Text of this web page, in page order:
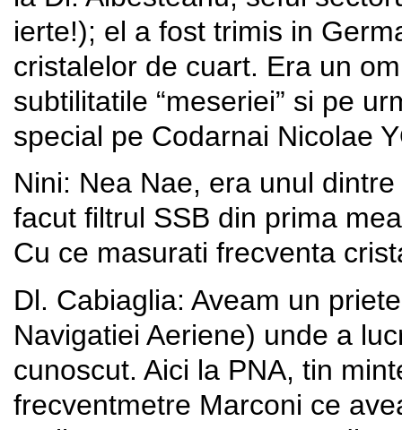
ierte!); el a fost trimis in
cristalelor de cuart. Era un
subtilitatile “meseriei” si pe
special pe Codarnai Nicolae
Nini: Nea Nae, era unul
facut filtrul SSB din prima
Cu ce masurati frecventa
Dl. Cabiaglia: Aveam un
Navigatiei Aeriene) unde a
cunoscut. Aici la PNA, tin
frecventmetre Marconi ce